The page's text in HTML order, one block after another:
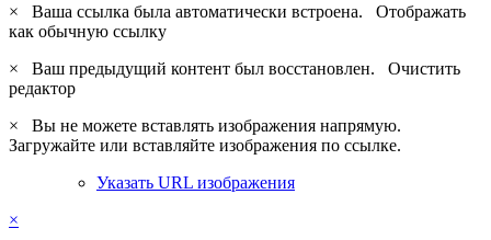
×
Ваша ссылка была автоматически встроена. Отображать
как обычную ссылку
×
Ваш предыдущий контент был восстановлен. Очистить
редактор
×
Вы не можете вставлять изображения напрямую.
Загружайте или вставляйте изображения по ссылке.
Указать URL изображения
×